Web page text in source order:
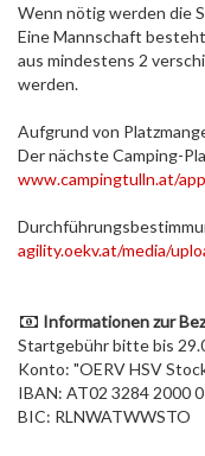
Wenn nötig werden die
Eine Mannschaft
aus mindestens 2
werden.
Aufgrund von
Der nächste Camping-
www.campingtulln.at/
agility.oekv.at/media/
Informationen zur
Startgebühr bitte bis
Konto: "OERV HSV
IBAN: AT02 3284 2000
BIC: RLNWATWWSTO